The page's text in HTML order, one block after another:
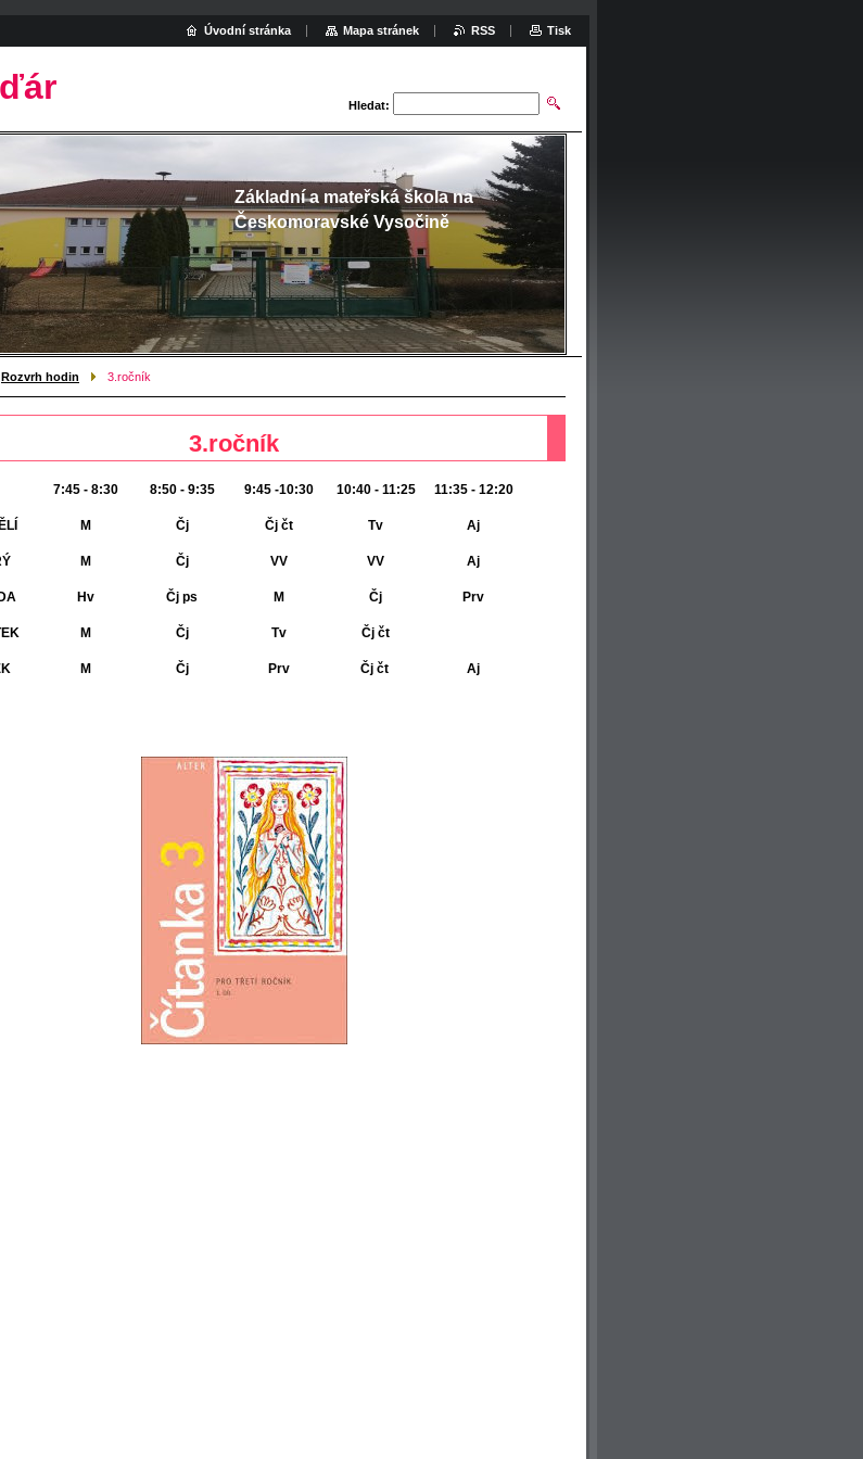
Hledat:
Základní a mateřská škola na
Českomoravské Vysočině
Rozvrh hodin 3.ročník
3.ročník
7:45 - 8:30 8:50 - 9:35 9:45 -10:30 10:40 - 11:25 11:35 - 12:20
M Čj Čj čt Tv Aj
M Čj VV VV Aj
Hv Čj ps M Čj Prv
M Čj Tv Čj čt
M Čj Prv Čj čt Aj
Úvodní stránka Mapa stránek RSS Tisk